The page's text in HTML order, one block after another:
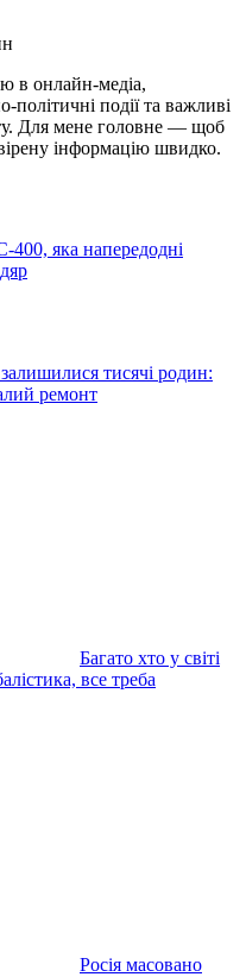
в онлайн-медіа,
політичні події та важливі
Для мене головне — щоб
інформацію швидко.
яка напередодні
тисячі родин:
ремонт
Багато хто у світі
все треба
Росія масовано